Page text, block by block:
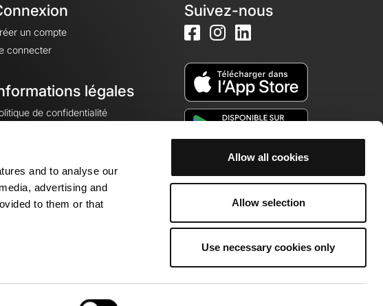
and to analyse our
advertising and
to them or that
Allow all cookies
Allow selection
Use necessary cookies only
un compte
connecter
légales
de confidentialité
légales
des cookies
Suivez-nous